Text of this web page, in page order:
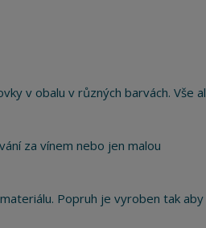
v obalu v různých barvách. Vše
za vínem nebo jen malou
Popruh je vyroben tak aby